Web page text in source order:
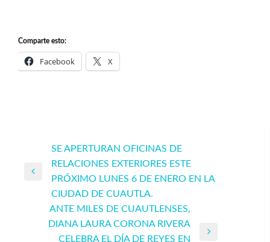
Comparte esto:
Facebook X
Navegación
de
entradas
Entrada
anterior
SE APERTURAN OFICINAS DE
RELACIONES EXTERIORES ESTE
PRÓXIMO LUNES 6 DE ENERO EN LA
CIUDAD DE CUAUTLA.
ANTE MILES DE CUAUTLENSES,
DIANA LAURA CORONA RIVERA
CELEBRA EL DÍA DE REYES EN